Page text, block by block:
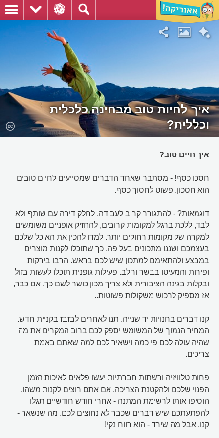
איך לחיות טוב מבחינה כלכלית
וכללית?
איך חיים טוב?
חסכו כסף! - מסתבר שאחד הדברים שמסייעים לחיים טובים
הוא חסכון. פשוט לחסוך כסף.
דוגמאות? - להתגורר קרוב לעבודה, לחלק דירה עם שותף ולא
לבד, ללכת ברגל למקומות קרובים, להחזיק אופניים משומשים
למקרה של מקומות רחוקים יותר. למדו להכין את האוכל שלכם
בעצמכם ושננו מתכונים בעל פה, כך שתוכלו לקנות מוצרים
במבצע ולהתאימם למתכון שיש לכם בראש. הרבו בירקות
ופירות והמעיטו בבשר וחלב. פעילות גופנית תוכלו לעשות בזול
ובקלות בגינה הציבורית ולא צריך מכון כושר לשם כך. אם כבר,
אז מספיק לרכוש משקולות פשוטות..
קנו דברים בחנויות יד שנייה. תנו לאחרים לבזבז בקניית חדש.
המחיר הנמוך של המשומש יספק לכם ברוב המקרים את מה
שהיה עולה לכם פי כמה וישאיר לכם למה שאתם באמת
צריכים.
פחות טלוויזיה ורשתות חברתיות יעשו פלאים לאיכות הזמן
הפנוי שלכם ולהקטנת הצריכה. אם אתם רוצים לקנות משהו,
הוסיפו אותו לרשימת המתנה - אחרי חודש חודשיים תגלו
להפתעתכם שיש דברים שכבר לא נחוצים לכם. מה שנשאר -
קנו, אבל מה שירד - הוא רווח נקי!